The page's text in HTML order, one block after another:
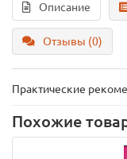
Описание
Отзывы (0)
Практические
Похожие